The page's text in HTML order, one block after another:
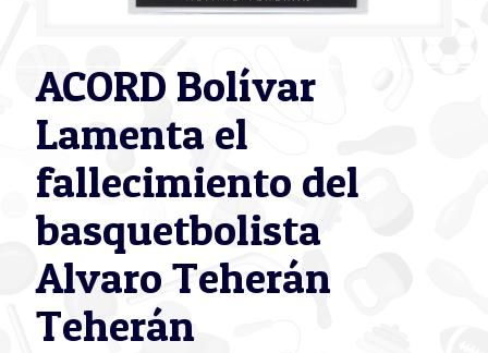
ACORD Bolívar
Lamenta el
fallecimiento del
basquetbolista
Alvaro Teherán
Teherán